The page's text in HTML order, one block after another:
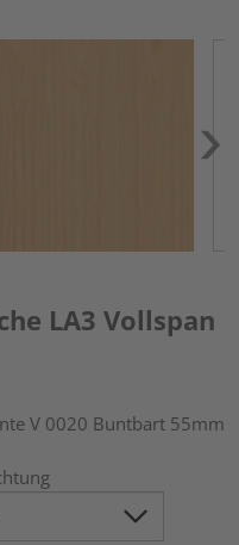
LA3 Vollspan
V 0020 Buntbart 55mm